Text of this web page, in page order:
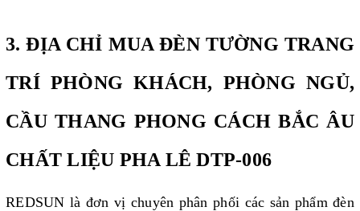
3. ĐỊA CHỈ MUA ĐÈN TƯỜNG TRANG
TRÍ PHÒNG KHÁCH, PHÒNG NGỦ,
CẦU THANG PHONG CÁCH BẮC ÂU
CHẤT LIỆU PHA LÊ DTP-006
REDSUN là đơn vị chuyên phân phối các sản phẩm đèn